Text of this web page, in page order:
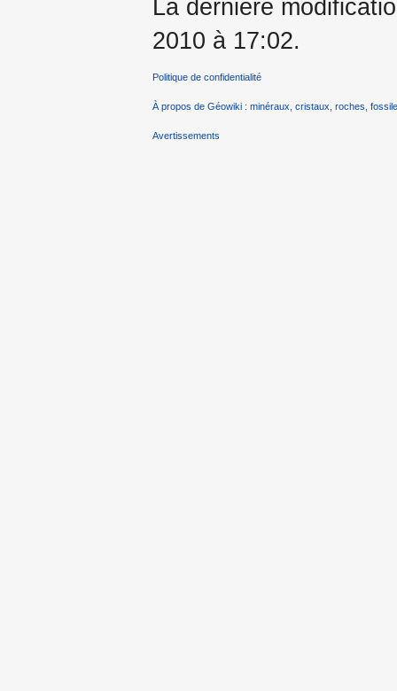
La dernière
2010 à 17:02.
Politique de confidentialité
À propos de Géowiki : minéraux, cristaux, roches,
Avertissements